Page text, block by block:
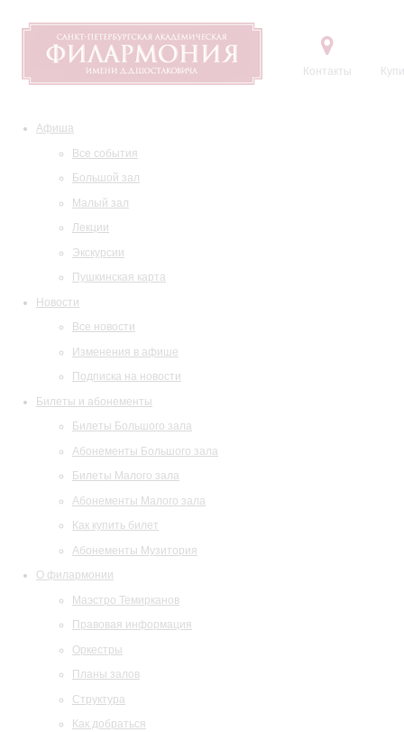
Контакты
Афиша
Все события
Большой зал
Малый зал
Лекции
Экскурсии
Пушкинская карта
Новости
Все новости
Изменения в афише
Подписка на новости
Билеты и абонементы
Билеты Большого зала
Абонементы Большого зала
Билеты Малого зала
Абонементы Малого зала
Как купить билет
Абонементы Музитория
О филармонии
Маэстро Темирканов
Правовая информация
Оркестры
Планы залов
Структура
Как добраться